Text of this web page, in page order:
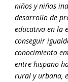
niños y niñas
desarrollo de
educativa en la
conseguir
conocimiento
entre hispano
rural y urbana,